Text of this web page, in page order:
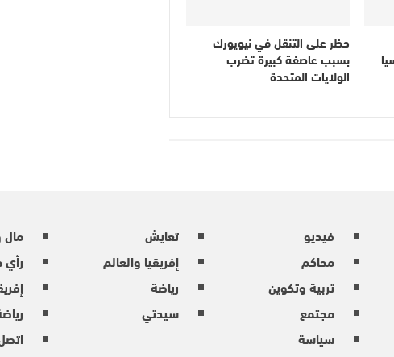
حظر على التنقل في نيويورك
بسبب عاصفة كبيرة تضرب
الولايات المتحدة
فيديو
محاكم
تربية وتكوين
مجتمع
سياسة
تعايش
إفريقيا والعالم
رياضة
سيدتي
مال